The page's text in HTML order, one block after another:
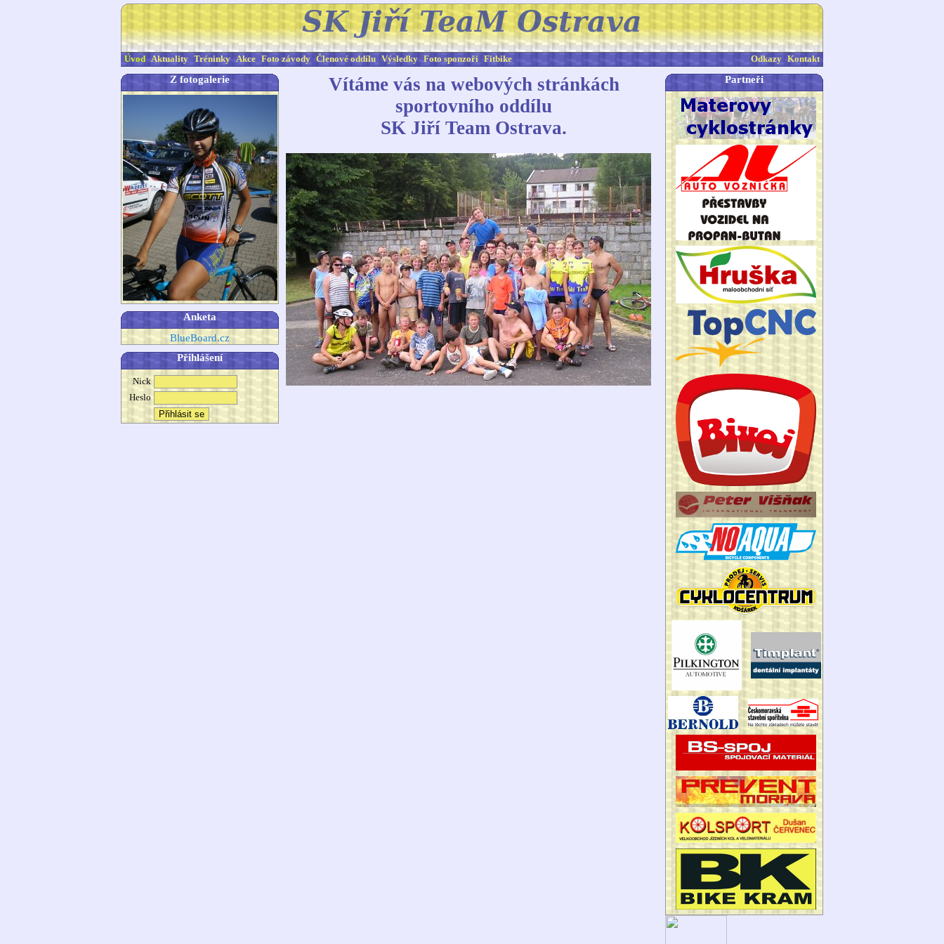
Úvod Aktuality Tréninky Akce Foto závody Členové oddílu Výsledky Foto sponzoři Fitbike Odkazy Kontakt
Z fotogalerie
Anketa
BlueBoard.cz
Přihlášení
Nick
Heslo
Vítáme vás na webových stránkách
sportovního oddílu
SK Jiří Team Ostrava.
Partneři